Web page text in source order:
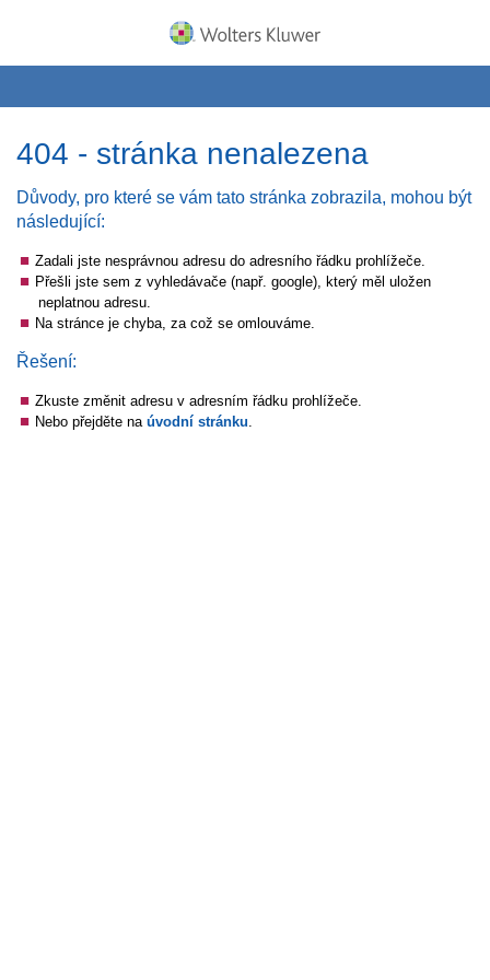
404 - stránka nenalezena
Důvody, pro které se vám tato stránka zobrazila, mohou být
následující:
Zadali jste nesprávnou adresu do adresního řádku prohlížeče.
Přešli jste sem z vyhledávače (např. google), který měl uložen
neplatnou adresu.
Na stránce je chyba, za což se omlouváme.
Řešení:
Zkuste změnit adresu v adresním řádku prohlížeče.
Nebo přejděte na úvodní stránku